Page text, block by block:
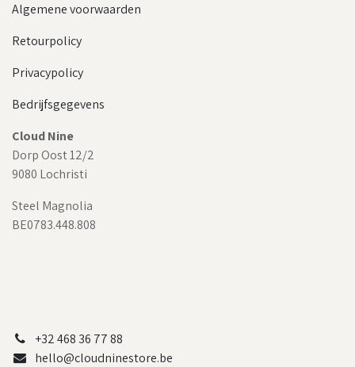
Algemene voorwaarden
Retourpolicy
Privacypolicy
Bedrijfsgegevens
Cloud Nine
Dorp Oost 12/2
9080 Lochristi
Steel Magnolia
BE0783.448.808
+32 468 36 77 88
hello@cloudninestore.be